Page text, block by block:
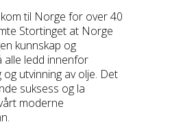
til Norge for over 40
Stortinget at Norge
kunnskap og
alle ledd innenfor
utvinning av olje. Det
suksess og la
moderne